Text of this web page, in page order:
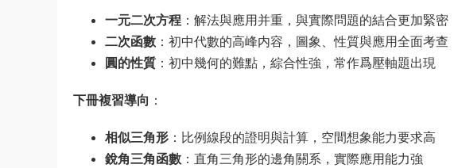
一元二次方程 ：解法與應用并重，與實際問題的結合更加緊密
二次函數 ：初中代數的高峰内容，圖象、性質與應用全面考查
圓的性質 ：初中幾何的難點，綜合性強，常作爲壓軸題出現
下冊複習導向 ：
相似三角形 ：比例線段的證明與計算，空間想象能力要求高
銳角三角函數 ：直角三角形的邊角關系，實際應用能力強